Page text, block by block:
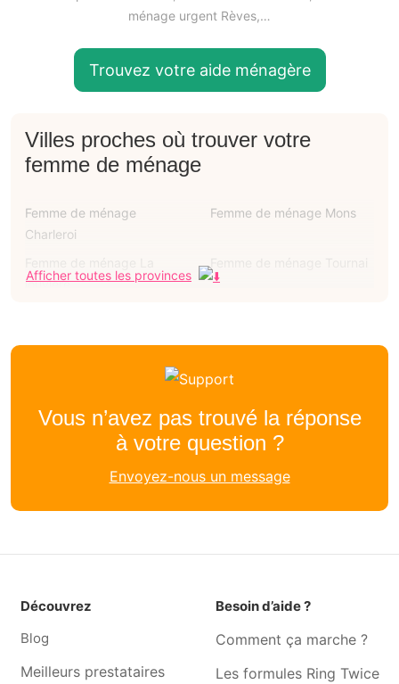
ménage urgent Rèves,…
Trouvez votre aide ménagère
Villes proches où trouver votre
femme de ménage
Femme de ménage
Charleroi
Femme de ménage Mons
louvière
Courcelles
Femme de ménage Ath
Femme de ménage Soignies
Femme de ménage Pont-à-
Femme de ménage Viesville
Gosselies
Godarville
Trazegnies
Femme de ménage Fleurus
Femme de ménage Jumet
Afficher toutes les provinces
Vous n’avez pas trouvé la réponse
à votre question ?
Envoyez-nous un message
Découvrez
Blog
Meilleurs prestataires
Besoin d’aide ?
Comment ça marche ?
Les formules Ring Twice